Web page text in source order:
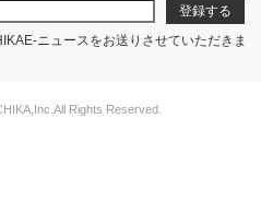
ニュースをお送りさせていただきま
Rights Reserved.